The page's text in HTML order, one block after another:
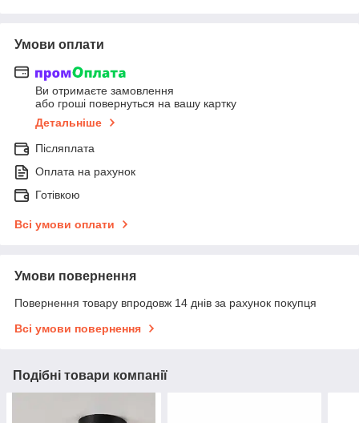
Умови оплати
Ви отримаєте замовлення
або гроші повернуться на вашу картку
Детальніше
Післяплата
Оплата на рахунок
Готівкою
Всі умови оплати
Умови повернення
Повернення товару впродовж 14 днів за рахунок покупця
Всі умови повернення
Подібні товари компанії